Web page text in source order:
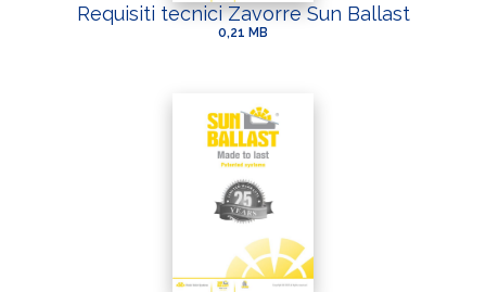
Requisiti tecnici Zavorre Sun Ballast
0,21 MB